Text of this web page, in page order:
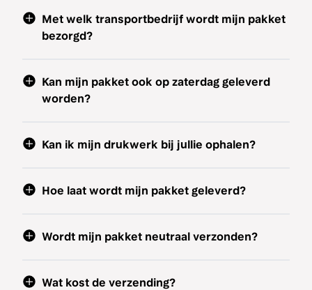
Met welk transportbedrijf wordt mijn pakket
bezorgd?
Kan mijn pakket ook op zaterdag geleverd
worden?
Kan ik mijn drukwerk bij jullie ophalen?
Hoe laat wordt mijn pakket geleverd?
Wordt mijn pakket neutraal verzonden?
Wat kost de verzending?